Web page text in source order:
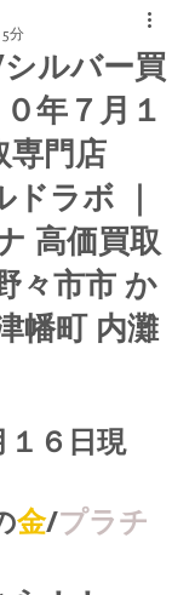
ルバー買
年７月１
専門店
ラボ ｜
高価買取
々市市 か
幡町 内灘
分
１６日現
金/プラチ